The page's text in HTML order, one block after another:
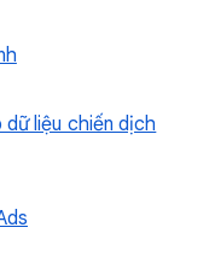
liệu chiến dịch